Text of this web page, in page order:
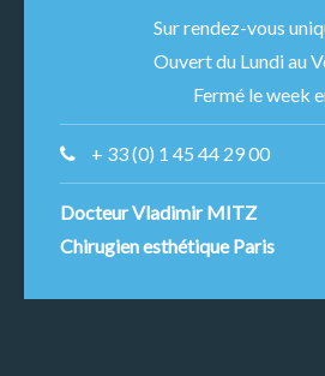
Sur rendez-vous
Ouvert du Lundi au
Fermé le week
+ 33 (0) 1 45 44 29 00
Docteur Vladimir MITZ
Chirugien esthétique Paris